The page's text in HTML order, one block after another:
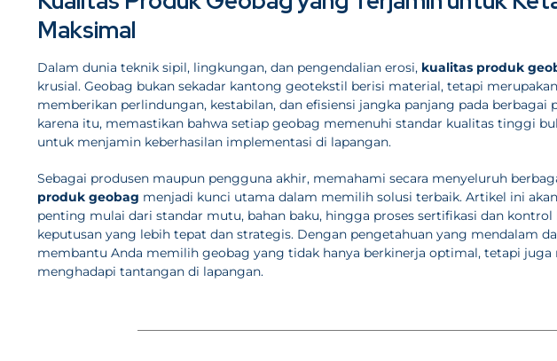
Maksimal
Dalam dunia teknik sipil, lingkungan, dan pengendalian erosi, kualitas produk
krusial. Geobag bukan sekadar kantong geotekstil berisi material, tetapi
memberikan perlindungan, kestabilan, dan efisiensi jangka panjang pada berbagai
karena itu, memastikan bahwa setiap geobag memenuhi standar kualitas tinggi
untuk menjamin keberhasilan implementasi di lapangan.
Sebagai produsen maupun pengguna akhir, memahami secara menyeluruh
produk geobag menjadi kunci utama dalam memilih solusi terbaik. Artikel ini
penting mulai dari standar mutu, bahan baku, hingga proses sertifikasi dan
keputusan yang lebih tepat dan strategis. Dengan pengetahuan yang mendalam
membantu Anda memilih geobag yang tidak hanya berkinerja optimal, tetapi
menghadapi tantangan di lapangan.